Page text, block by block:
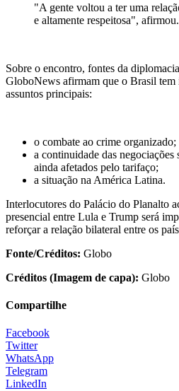
"A gente voltou a ter uma
e altamente respeitosa", afirmou.
Sobre o encontro, fontes da
GloboNews afirmam que o Brasil tem
assuntos principais:
o combate ao crime organizado;
a continuidade das
ainda afetados pelo tarifaço;
a situação na América Latina.
Interlocutores do Palácio do Planalto
presencial entre Lula e Trump será
reforçar a relação bilateral entre os
Fonte/Créditos: Globo
Créditos (Imagem de capa): Globo
Compartilhe
Facebook
Twitter
WhatsApp
Telegram
LinkedIn